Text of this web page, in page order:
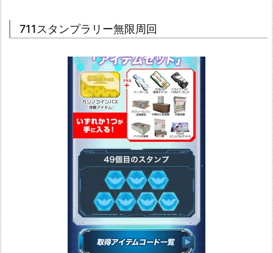
711スタンプラリー無限周回